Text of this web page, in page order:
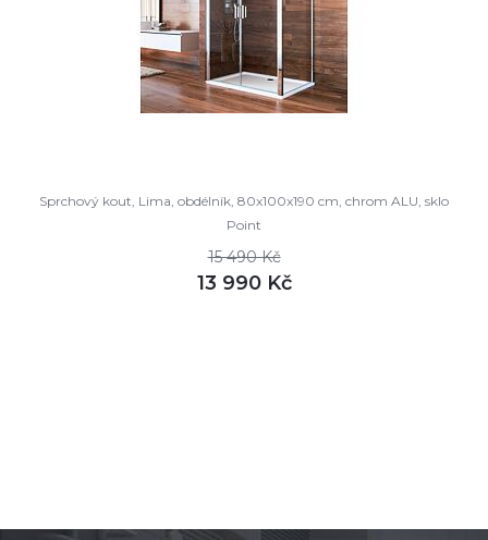
Sprchový kout, Lima, obdélník, 80x100x190 cm, chrom ALU, sklo
Point
15 490 Kč
13 990 Kč